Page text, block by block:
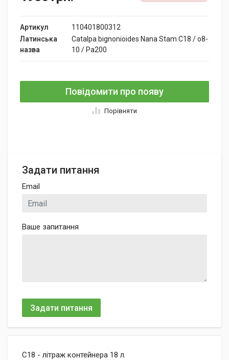
Артикул
110401800312
Латинська
назва
Catalpa bignonioides Nana Stam C18 / o8-
10 / Pa200
Повідомити про появу
Порівняти
Задати питання
Email
Ваше запитання
Задати питання
С18 - літраж контейнера 18 л.